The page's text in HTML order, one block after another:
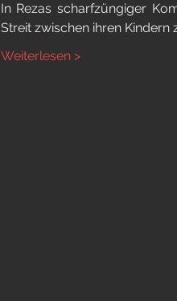
In Rezas scharfzüngiger
Streit zwischen ihren
Weiterlesen >